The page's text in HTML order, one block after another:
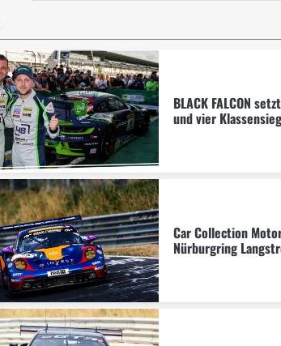
BLACK FALCON
und vier
Car Collection
Nürburgring